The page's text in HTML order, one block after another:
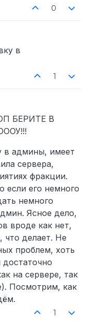
0
в
1
БЕРИТЕ В
в админы, имеет
сервера,
фракции.
если его немного
немного
Ясное дело,
вроде как нет,
что делает. Не
проблем, хоть
на сервере, так
Посмотрим, как
1